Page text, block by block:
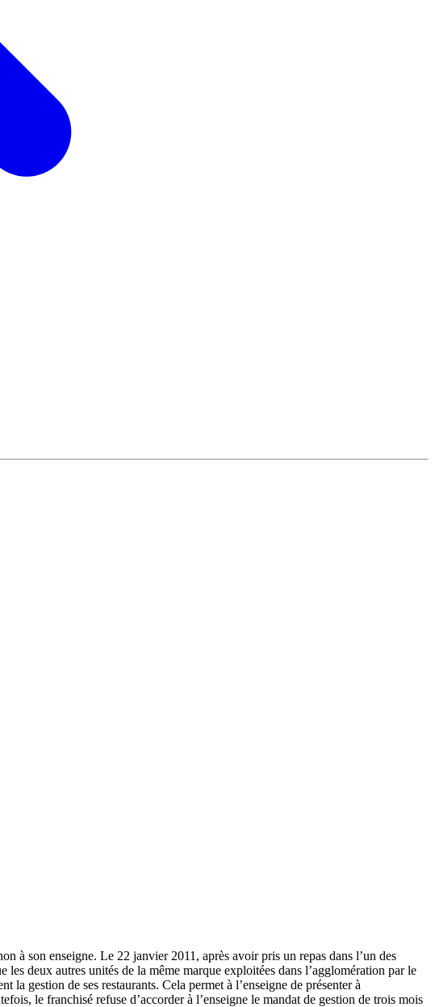
à son enseigne. Le 22 janvier 2011, après avoir pris un repas dans l’un des
deux autres unités de la même marque exploitées dans l’agglomération par le
la gestion de ses restaurants. Cela permet à l’enseigne de présenter à
le franchisé refuse d’accorder à l’enseigne le mandat de gestion de trois mois